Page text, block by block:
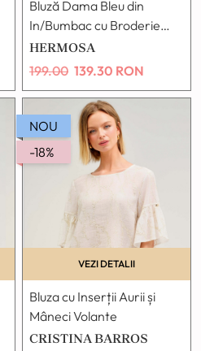
Bluză Dama Bleu din
In/Bumbac cu Broderie
Albă și Mâneci Clopot
HERMOSA
199.00 139.30 RON
NOU
-18%
Bluza cu Inserții Aurii și
Mâneci Volante
CRISTINA BARROS
VEZI DETALII